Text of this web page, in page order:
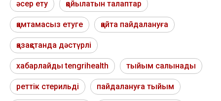
әсер ету қойылатын талаптар
қамтамасыз етуге қайта пайдалануға
қазақстанда дәстүрлі
хабарлайды tengrihealth тыйым салынады
реттік стерильді пайдалануға тыйым